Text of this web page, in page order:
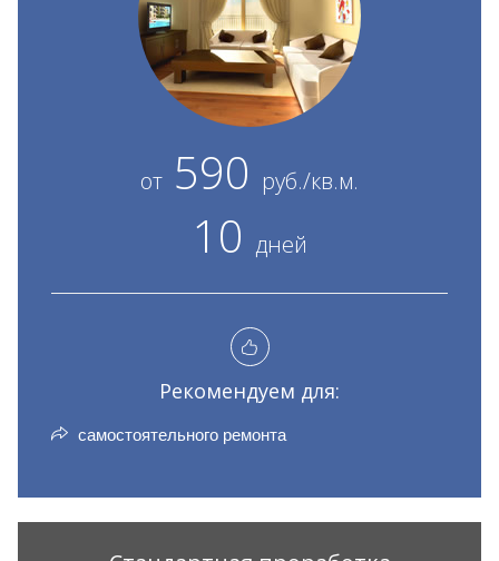
от 590 руб./кв.м.
10 дней
Рекомендуем для:
самостоятельного ремонта